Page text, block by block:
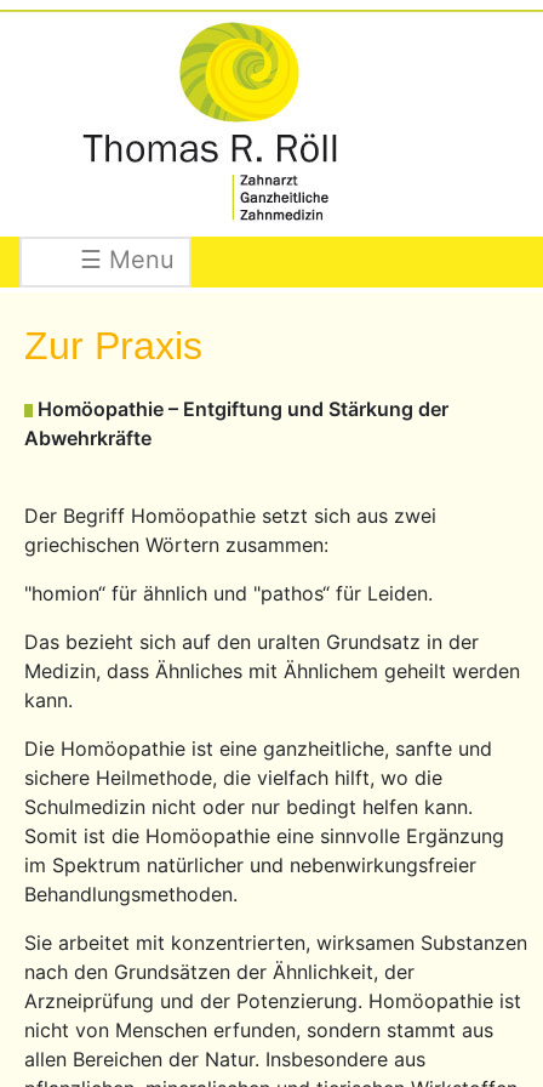
☰ Menu
Zur Praxis
Homöopathie – Entgiftung und Stärkung der
Abwehrkräfte
Der Begriff Homöopathie setzt sich aus zwei
griechischen Wörtern zusammen:
"homion“ für ähnlich und "pathos“ für Leiden.
Das bezieht sich auf den uralten Grundsatz in der
Medizin, dass Ähnliches mit Ähnlichem geheilt werden
kann.
Die Homöopathie ist eine ganzheitliche, sanfte und
sichere Heilmethode, die vielfach hilft, wo die
Schulmedizin nicht oder nur bedingt helfen kann.
Somit ist die Homöopathie eine sinnvolle Ergänzung
im Spektrum natürlicher und nebenwirkungsfreier
Behandlungsmethoden.
Sie arbeitet mit konzentrierten, wirksamen Substanzen
nach den Grundsätzen der Ähnlichkeit, der
Arzneiprüfung und der Potenzierung. Homöopathie ist
nicht von Menschen erfunden, sondern stammt aus
allen Bereichen der Natur. Insbesondere aus